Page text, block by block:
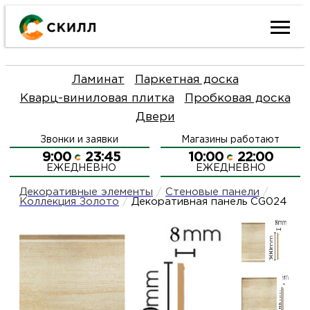
и
Как
Ламинат
Паркетная доска
Кварц-виниловая плитка
Пробковая доска
Двери
Звонки и заявки
9:00 23:45
ЕЖЕДНЕВНО
Магазины работают
10:00 22:00
ЕЖЕДНЕВНО
Декоративные элементы / Стеновые панели /
Коллекция Золото / Декоративная панель CG024